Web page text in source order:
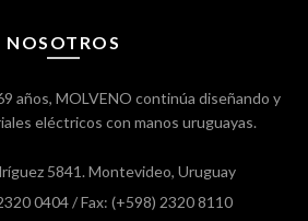
NOSOTROS
años, MOLVENO continúa diseñando y
eléctricos con manos uruguayas.
5841. Montevideo, Uruguay
0404/ Fax: (+598) 2320 8110